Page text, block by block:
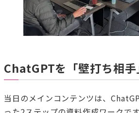
ChatGPTを「壁打ち相手
当日のメインコンテンツは、